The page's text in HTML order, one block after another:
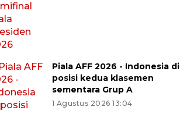
Piala AFF 2026 - Indonesia di
posisi kedua klasemen
sementara Grup A
1 Agustus 2026 13:04